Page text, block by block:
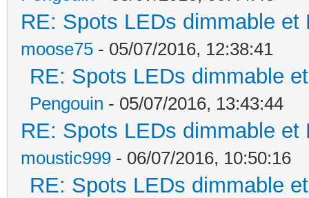
RE: Spots LEDs dimmable
moose75 - 05/07/2016, 12:38:41
RE: Spots LEDs dimmable
Pengouin - 05/07/2016, 13:43:44
RE: Spots LEDs dimmable
moustic999 - 06/07/2016, 10:50:16
RE: Spots LEDs dimmable